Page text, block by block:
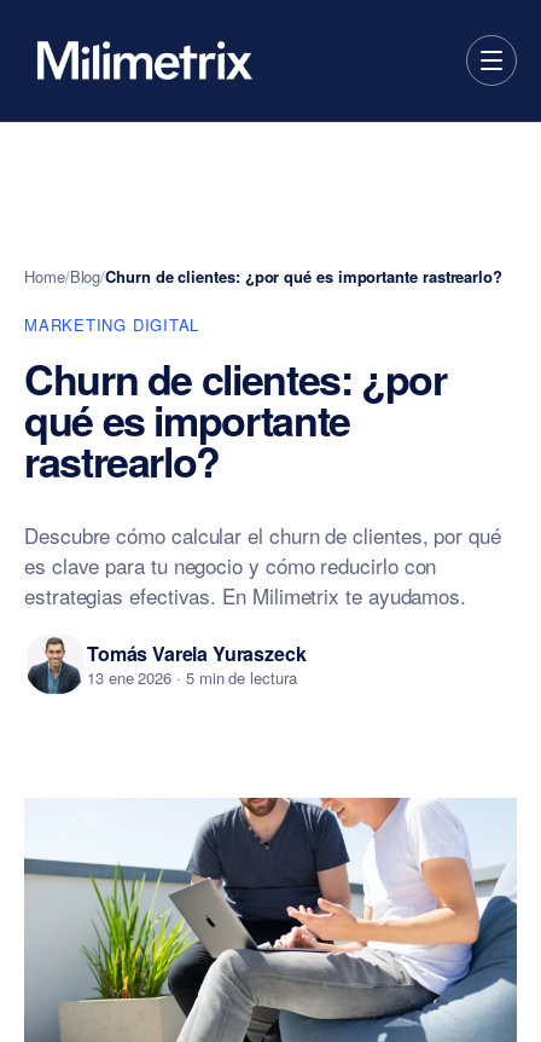
Home/Blog/Churn de clientes: ¿por qué es importante rastrearlo?
MARKETING DIGITAL
Churn de clientes: ¿por
qué es importante
rastrearlo?
Descubre cómo calcular el churn de clientes, por qué
es clave para tu negocio y cómo reducirlo con
estrategias efectivas. En Milimetrix te ayudamos.
Tomás Varela Yuraszeck
13 ene 2026 · 5 min de lectura